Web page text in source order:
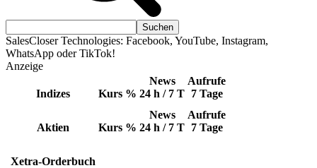
SalesCloser Technologies: Facebook, YouTube, Instagram,
WhatsApp oder TikTok!
Anzeige
Indizes Kurs %
News
24 h / 7 T
Aufrufe
7 Tage
Aktien Kurs %
News
24 h / 7 T
Aufrufe
7 Tage
Xetra-Orderbuch